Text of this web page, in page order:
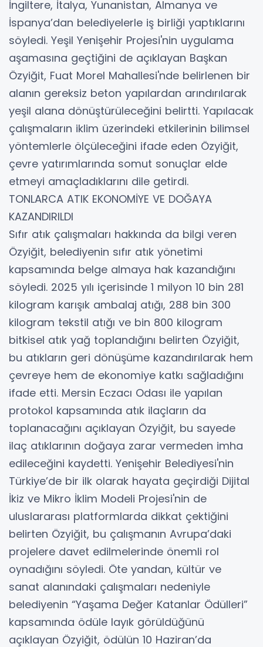
İngiltere, İtalya, Yunanistan, Almanya ve
İspanya’dan belediyelerle iş birliği yaptıklarını
söyledi. Yeşil Yenişehir Projesi'nin uygulama
aşamasına geçtiğini de açıklayan Başkan
Özyiğit, Fuat Morel Mahallesi'nde belirlenen bir
alanın gereksiz beton yapılardan arındırılarak
yeşil alana dönüştürüleceğini belirtti. Yapılacak
çalışmaların iklim üzerindeki etkilerinin bilimsel
yöntemlerle ölçüleceğini ifade eden Özyiğit,
çevre yatırımlarında somut sonuçlar elde
etmeyi amaçladıklarını dile getirdi.
TONLARCA ATIK EKONOMİYE VE DOĞAYA
KAZANDIRILDI
Sıfır atık çalışmaları hakkında da bilgi veren
Özyiğit, belediyenin sıfır atık yönetimi
kapsamında belge almaya hak kazandığını
söyledi. 2025 yılı içerisinde 1 milyon 10 bin 281
kilogram karışık ambalaj atığı, 288 bin 300
kilogram tekstil atığı ve bin 800 kilogram
bitkisel atık yağ toplandığını belirten Özyiğit,
bu atıkların geri dönüşüme kazandırılarak hem
çevreye hem de ekonomiye katkı sağladığını
ifade etti. Mersin Eczacı Odası ile yapılan
protokol kapsamında atık ilaçların da
toplanacağını açıklayan Özyiğit, bu sayede
ilaç atıklarının doğaya zarar vermeden imha
edileceğini kaydetti. Yenişehir Belediyesi'nin
Türkiye’de bir ilk olarak hayata geçirdiği Dijital
İkiz ve Mikro İklim Modeli Projesi'nin de
uluslararası platformlarda dikkat çektiğini
belirten Özyiğit, bu çalışmanın Avrupa’daki
projelere davet edilmelerinde önemli rol
oynadığını söyledi. Öte yandan, kültür ve
sanat alanındaki çalışmaları nedeniyle
belediyenin “Yaşama Değer Katanlar Ödülleri”
kapsamında ödüle layık görüldüğünü
açıklayan Özyiğit, ödülün 10 Haziran’da